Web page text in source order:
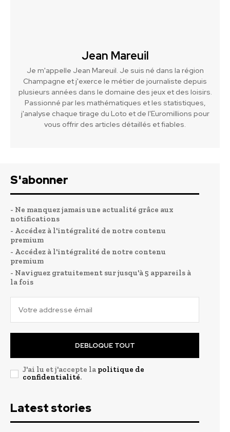
Jean Mareuil
Je m'appelle Jean Mareuil. Je suis né dans la région
Champagne et j'exerce le métier de journaliste depuis
plusieurs années dans le domaine des jeux et des loisirs.
Passionné par les mathématiques et les statistiques,
j'analyse chaque tirage du Loto et de l'Euromillions pour
vous offrir des articles détaillés et fiables.
S'abonner
- Ne manquez jamais une actualité grâce aux
notifications
- Accédez à l'intégralité de notre contenu
premium
- Accédez à l'intégralité de notre contenu
premium
- Naviguez gratuitement sur jusqu'à 5 appareils à
la fois
DEBLOQUE TOUT
J'ai lu et j'accepte la politique de
confidentialité.
Latest stories